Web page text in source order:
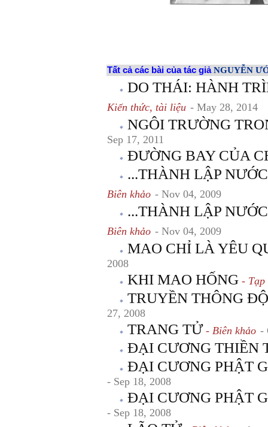
Tất cả các bài của tác giảNGUYỄN
DO THÁI: HÀNH
Kiến thức, tài liệu - May 28, 2014
NGÔI TRƯỜNG
Sep 17, 2011
ĐƯỜNG BAY CỦA
...THÀNH LẬP
Biên khảo - Nov 04, 2009
...THÀNH LẬP
Biên khảo - Nov 04, 2009
MAO CHỈ LÀ YÊU
2008
KHI MAO HỐNG - Tạp
TRUYỀN THÔNG
27, 2008
TRANG TỬ - Biên khảo -
ĐẠI CƯƠNG THIỀN
ĐẠI CƯƠNG PHẬT
- Sep 18, 2008
ĐẠI CƯƠNG PHẬT
- Sep 18, 2008